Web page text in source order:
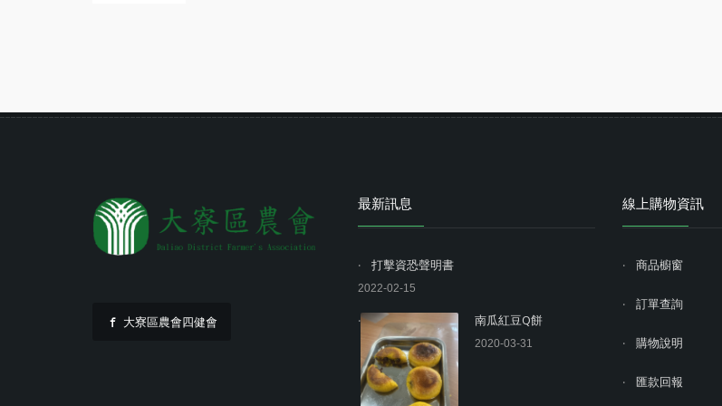
大寮區農會四健會
最新訊息
打擊資恐聲明書
2022-02-15
南瓜紅豆Q餅
2020-03-31
線上購物資訊
商品櫥窗
訂單查詢
購物說明
匯款回報